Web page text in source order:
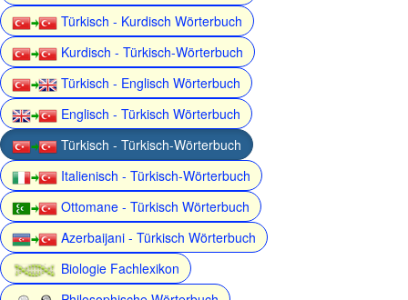
Türkisch - Kurdisch Wörterbuch
Kurdisch - Türkisch-Wörterbuch
Türkisch - Englisch Wörterbuch
Englisch - Türkisch Wörterbuch
Türkisch - Türkisch-Wörterbuch
Italienisch - Türkisch-Wörterbuch
Ottomane - Türkisch Wörterbuch
Azerbaijani - Türkisch Wörterbuch
Biologie Fachlexikon